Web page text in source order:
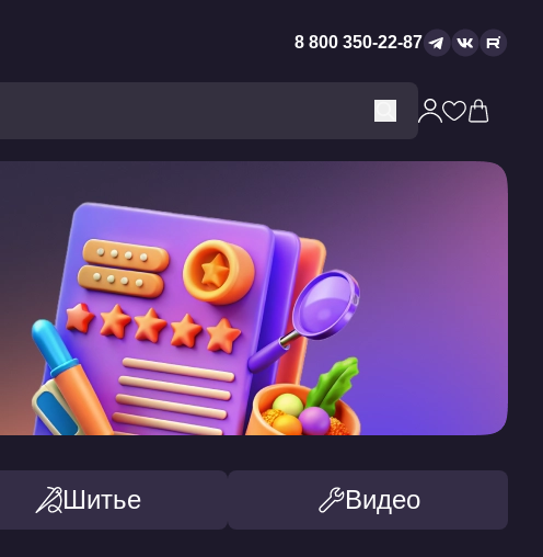
8 800 350-22-87
Шитье Видео